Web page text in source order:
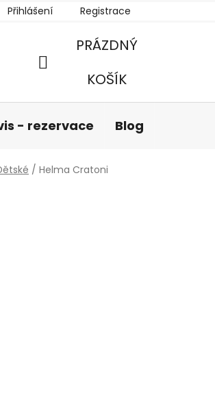
Přihlášení Registrace
NÁKUPNÍ
PRÁZDNÝ
KOŠÍK
- rezervace Blog
/ Helma Cratoni